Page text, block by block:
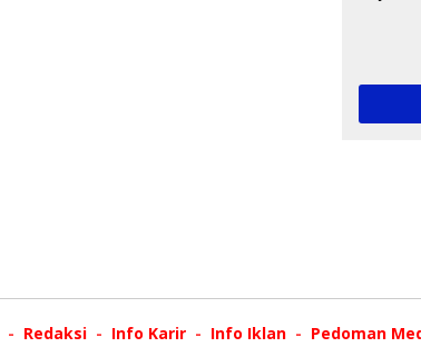
Redaksi Info Karir Info Iklan
Pedoman